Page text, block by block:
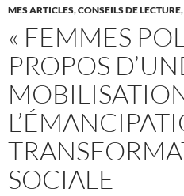
MES ARTICLES,CONSEILS DE LECTURE,
« FEMMES
PROPOS
SOCIALE